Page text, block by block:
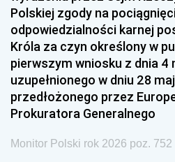
Polskiej zgody na
odpowiedzialności karnej
Króla za czyn określony w
pierwszym wniosku z dnia 4
uzupełnionego w dniu 28
przedłożonego przez
Prokuratora Generalnego
Monitor Polski rok 2026 poz. 752